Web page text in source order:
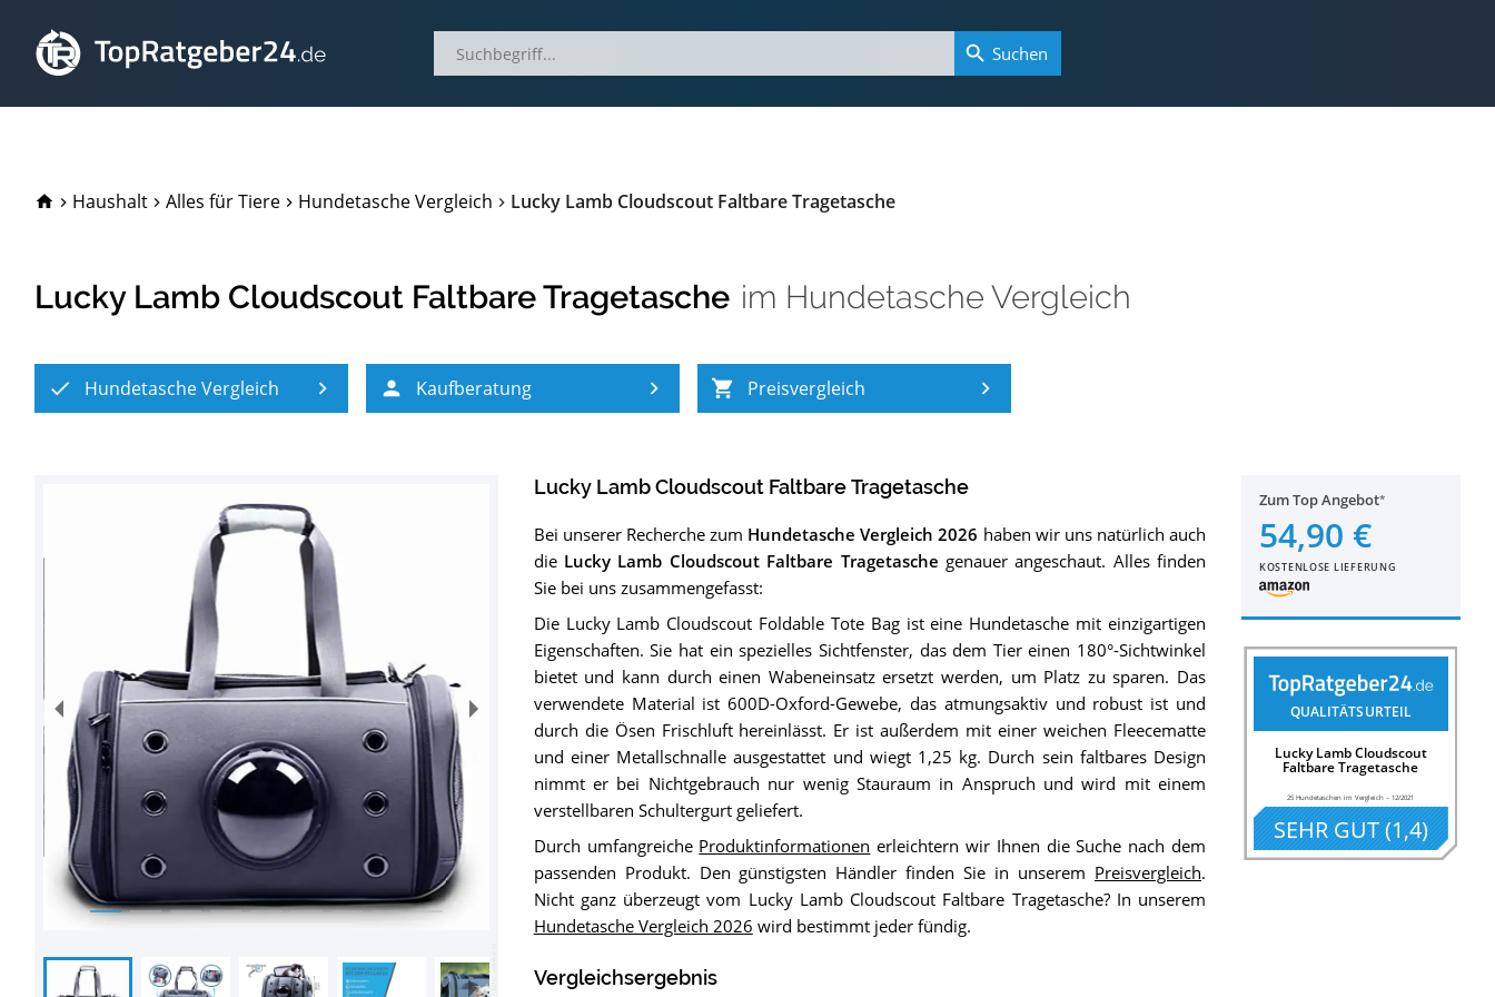
TopRatgeber24.de
Haushalt Alles für Tiere Hundetasche Vergleich Lucky Lamb Cloudscout Faltbare Tragetasche
Lucky Lamb Cloudscout Faltbare Tragetasche im Hundetasche Vergleich
Hundetasche Vergleich Kaufberatung Preisvergleich
Zum Top Angebot
54,90 €
KOSTENLOSE LIEFERUNG
QUALITÄTSURTEIL
Lucky Lamb Cloudscout
Faltbare Tragetasche
25 Hundetaschen im Vergleich –12/2021
SEHR GUT(1,4)
Lucky Lamb Cloudscout Faltbare Tragetasche
Bei unserer Recherche zum Hundetasche Vergleich 2026 haben wir uns natürlich auch
die Lucky Lamb Cloudscout Faltbare Tragetasche genauer angeschaut. Alles finden
Sie bei uns zusammengefasst:
Die Lucky Lamb Cloudscout Foldable Tote Bag ist eine Hundetasche mit einzigartigen
Eigenschaften. Sie hat ein spezielles Sichtfenster, das dem Tier einen 180°-Sichtwinkel
bietet und kann durch einen Wabeneinsatz ersetzt werden, um Platz zu sparen. Das
verwendete Material ist 600D-Oxford-Gewebe, das atmungsaktiv und robust ist und
durch die Ösen Frischluft hereinlässt. Er ist außerdem mit einer weichen Fleecematte
und einer Metallschnalle ausgestattet und wiegt 1,25 kg. Durch sein faltbares Design
nimmt er bei Nichtgebrauch nur wenig Stauraum in Anspruch und wird mit einem
verstellbaren Schultergurt geliefert.
Durch umfangreiche Produktinformationen erleichtern wir Ihnen die Suche nach dem
passenden Produkt. Den günstigsten Händler finden Sie in unserem Preisvergleich.
Nicht ganz überzeugt vom Lucky Lamb Cloudscout Faltbare Tragetasche? In unserem
Hundetasche Vergleich 2026 wird bestimmt jeder fündig.
Vergleichsergebnis
Suchen